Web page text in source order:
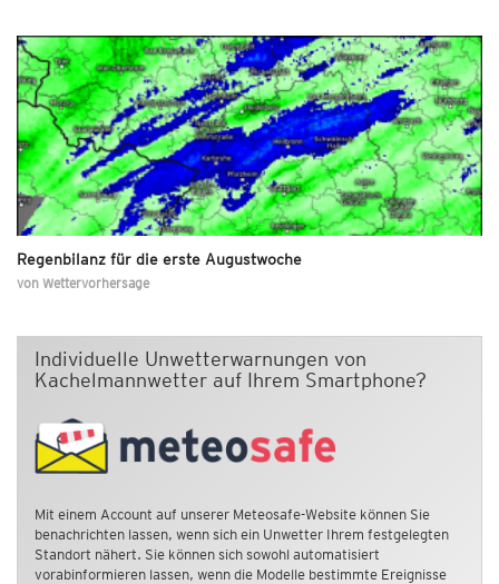
Regenbilanz für die erste Augustwoche
von Wettervorhersage
Individuelle Unwetterwarnungen von
Kachelmannwetter auf Ihrem Smartphone?
Mit einem Account auf unserer Meteosafe-Website können Sie
benachrichten lassen, wenn sich ein Unwetter Ihrem festgelegten
Standort nähert. Sie können sich sowohl automatisiert
vorabinformieren lassen, wenn die Modelle bestimmte Ereignisse